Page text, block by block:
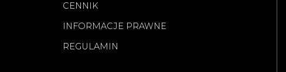
CENNIK
INFORMACJE PRAWNE
REGULAMIN